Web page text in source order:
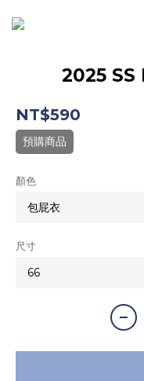
2025
NT$590
預購商品
顏色
尺寸